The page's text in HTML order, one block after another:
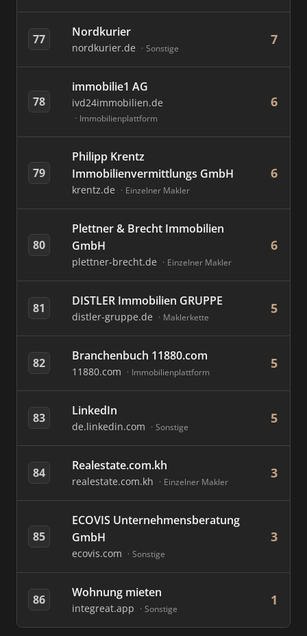
77 Nordkurier
nordkurier.de Sonstige
7
78
immobilie1 AG
ivd24immobilien.de
Immobilienplattform
6
79
Philipp Krentz
Immobilienvermittlungs GmbH
krentz.de Einzelner Makler
6
80
Plettner & Brecht Immobilien
GmbH
plettner-brecht.de Einzelner Makler
6
81 DISTLER Immobilien GRUPPE
distler-gruppe.de Maklerkette
5
82 Branchenbuch 11880.com
11880.com Immobilienplattform
5
83 LinkedIn
de.linkedin.com Sonstige
5
84 Realestate.com.kh
realestate.com.kh Einzelner Makler
3
85
ECOVIS Unternehmensberatung
GmbH
ecovis.com Sonstige
3
86 Wohnung mieten
integreat.app Sonstige
1